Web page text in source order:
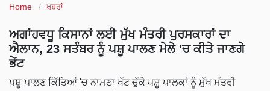
Home ਖਬਰਾਂ
ਅਗਾਂਹਵਧੂ ਕਿਸਾਨਾਂ ਲਈ ਮੁੱਖ ਮੰਤਰੀ ਪੁਰਸਕਾਰਾਂ ਦਾ
ਐਲਾਨ, 23 ਸਤੰਬਰ ਨੂੰ ਪਸ਼ੂ ਪਾਲਣ ਮੇਲੇ 'ਚ ਕੀਤੇ ਜਾਣਗੇ
ਭੇਂਟ
ਪਸ਼ੂ ਪਾਲਣ ਕਿੱਤਿਆਂ 'ਚ ਨਾਮਣਾ ਖੱਟ ਚੁੱਕੇ ਪਸ਼ੂ ਪਾਲਕਾਂ ਨੂੰ ਮੁੱਖ ਮੰਤਰੀ